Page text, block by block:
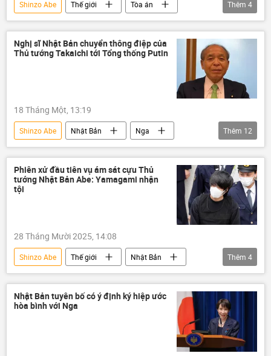
Shinzo Abe Thế giới
Tòa án
kết án tù chung thân
Nhật Bản
vụ sát hại
Vụ ám sát cựu Thủ tướng Nhật Bản Shinzo Abe
Thêm 4
Nghị sĩ Nhật Bản chuyển thông điệp của
Thủ tướng Takaichi tới Tổng thống Putin
18 Tháng Một, 13:19
Shinzo Abe Nhật Bản
Nga
Vladimir Putin
Sergey Lavrov
thông tin
Thế giới
Báo chí thế giới
Chính trị
Fumio Kishida
Thêm 12
Phiên xử đầu tiên vụ ám sát cựu Thủ
tướng Nhật Bản Abe: Yamagami nhận
tội
28 Tháng Mười 2025, 14:08
Shinzo Abe Thế giới
Nhật Bản
Chính trị
vụ ám sát
Vụ ám sát cựu Thủ tướng Nhật Bản Shinzo Abe
xét xử
Thêm 4
Nhật Bản tuyên bố có ý định ký hiệp ước
hòa bình với Nga